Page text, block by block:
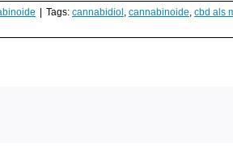
| Tags: cannabidiol, cannabinoide, cbd als